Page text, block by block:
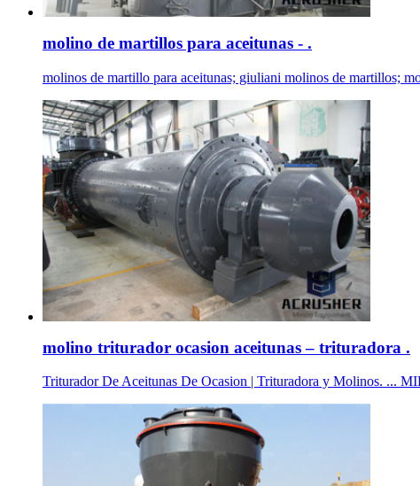
molino de martillos para aceitunas - .
molinos de martillo para aceitunas; giuliani molinos de martillos;
molino triturador ocasion aceitunas – trituradora .
Triturador De Aceitunas De Ocasion | Trituradora y Molinos. ...